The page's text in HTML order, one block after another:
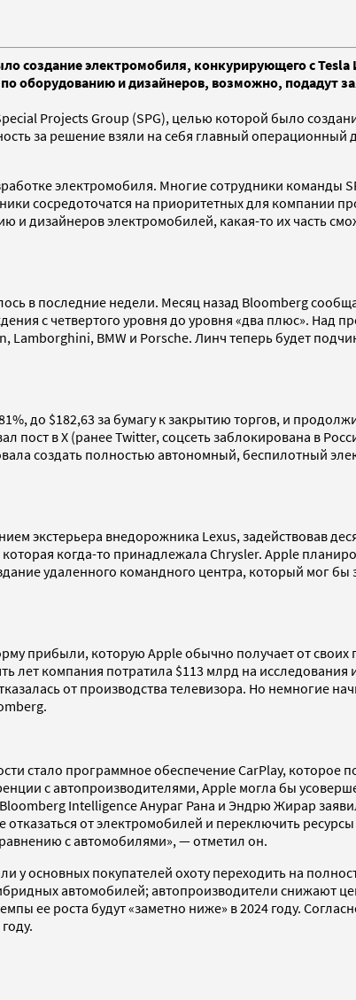
создание электромобиля, конкурирующего с
оборудованию и дизайнеров, возможно, подадут
Projects Group (SPG), целью которой было
за решение взяли на себя главный
электромобиля. Многие сотрудники команды
сосредоточатся на приоритетных для компании
дизайнеров электромобилей, какая-то их часть
в последние недели. Месяц назад Bloomberg
с четвертого уровня до уровня «два плюс». Над
BMW и Porsche. Линч теперь будет
до $182,63 за бумагу к закрытию торгов, и
пост в X (ранее Twitter, соцсеть заблокирована в
создать полностью автономный, беспилотный
экстерьера внедорожника Lexus, задействовав
когда-то принадлежала Chrysler. Apple
удаленного командного центра, который мог
прибыли, которую Apple обычно получает от
лет компания потратила $113 млрд на
от производства телевизора. Но немногие
программное обеспечение CarPlay, которое
с автопроизводителями, Apple могла бы
Intelligence Анураг Рана и Эндрю Жирар
от электромобилей и переключить
с автомобилями», — отметил он.
у основных покупателей охоту переходить на
автомобилей; автопроизводители снижают
ее роста будут «заметно ниже» в 2024 году.